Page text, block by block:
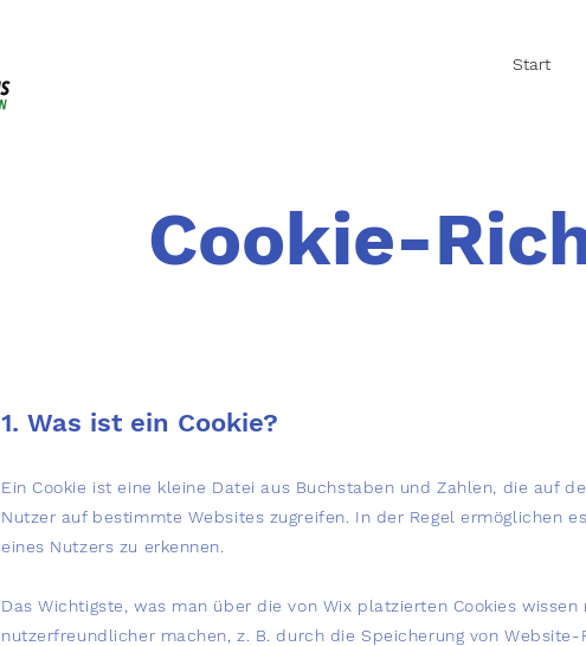
Start
Cookie-
1. Was ist ein Cookie?
Ein Cookie ist eine kleine Datei aus Buchstaben und Zahlen, die auf
Nutzer auf bestimmte Websites zugreifen. In der Regel ermöglichen
eines Nutzers zu erkennen.
Das Wichtigste, was man über die von Wix platzierten Cookies
nutzerfreundlicher machen, z. B. durch die Speicherung von